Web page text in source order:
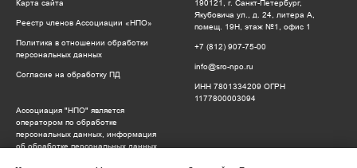
Карта сайта
Реестр членов Ассоциации «НПО»
Политика в отношении обработки
персональных данных
Согласие на обработку ПД
Ассоциация "НПО" является
оператором по обработке
персональных данных, информация
об обработке персональных данных
190121, г. Санкт-Петербург,
Якубовича ул., д. 24, литера А,
помещ. 19Н, этаж №1, офис 1
+7 (812) 907-75-00
info@sro-npo.ru
ИНН 7801334209 ОГРН
1177800003094